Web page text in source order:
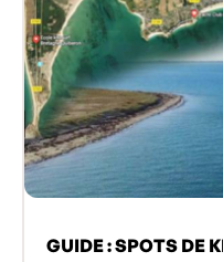
GUIDE : SPOTS DE